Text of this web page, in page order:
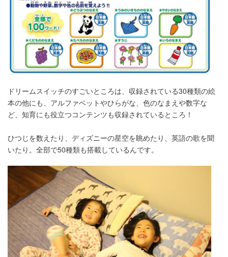
ドリームスイッチのすごいところは、収録されている30種類の絵
本の他にも、アルファベットやひらがな、色のなまえや数字な
ど、知育にも役立つコンテンツも収録されているところ！
ひつじを数えたり、ディズニーの星空を眺めたり、英語の歌を聞
いたり。全部で50種類も搭載しているんです。